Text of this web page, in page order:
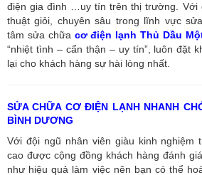
điện gia đình …uy tín trên thị trường. Với
thuật giỏi, chuyên sâu trong lĩnh vực
tâm sửa chữa cơ điện lạnh Thủ Dầu
“nhiệt tình – cẩn thận – uy tín”, luôn đặt
lại cho khách hàng sự hài lòng nhất.
SỬA CHỮA CƠ ĐIỆN LẠNH NHANH
BÌNH DƯƠNG
Với đội ngũ nhân viên giàu kinh nghiệm
cao được cộng đồng khách hàng đánh
như hiệu quả làm việc nên bạn có thể